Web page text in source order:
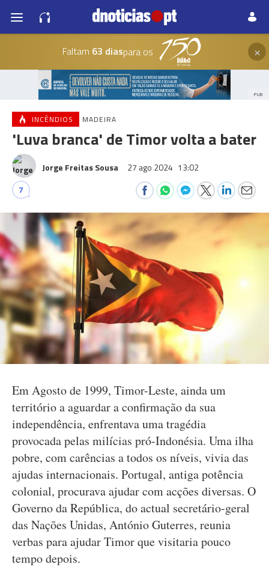
Faltam 63 diaspara os ×
PUB
INCÊNDIOS MADEIRA
'Luva branca' de Timor volta a bater
Jorge Freitas Sousa 27 ago 2024 13:02
7
Em Agosto de 1999, Timor-Leste, ainda um
território a aguardar a confirmação da sua
independência, enfrentava uma tragédia
provocada pelas milícias pró-Indonésia. Uma ilha
pobre, com carências a todos os níveis, vivia das
ajudas internacionais. Portugal, antiga potência
colonial, procurava ajudar com acções diversas. O
Governo da República, do actual secretário-geral
das Nações Unidas, António Guterres, reunia
verbas para ajudar Timor que visitaria pouco
tempo depois.